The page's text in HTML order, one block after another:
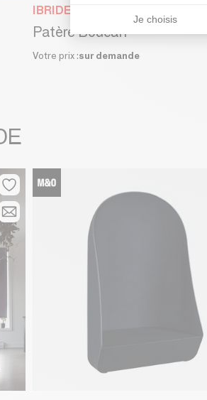
IBRIDE
Patère Boucan
Votre prix :sur demande
Je choisis